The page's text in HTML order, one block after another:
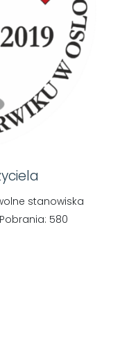
stanowiska
580